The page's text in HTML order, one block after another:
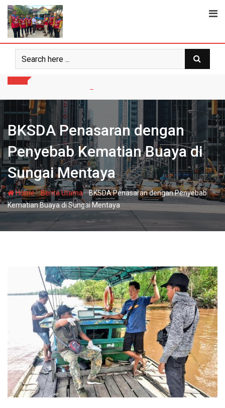
Skip
content
BKSDA Penasaran dengan
Penyebab Kematian Buaya di
Sungai Mentaya
Home-Berita Utama-BKSDA Penasaran dengan Penyebab
Kematian Buaya di Sungai Mentaya